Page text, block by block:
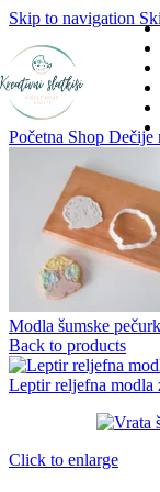
Skip to navigation
Početna Shop Dečije
Modla šumske
Back to products
Leptir reljefna modla
Click to enlarge